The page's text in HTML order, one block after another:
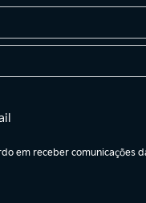
em receber comunicações